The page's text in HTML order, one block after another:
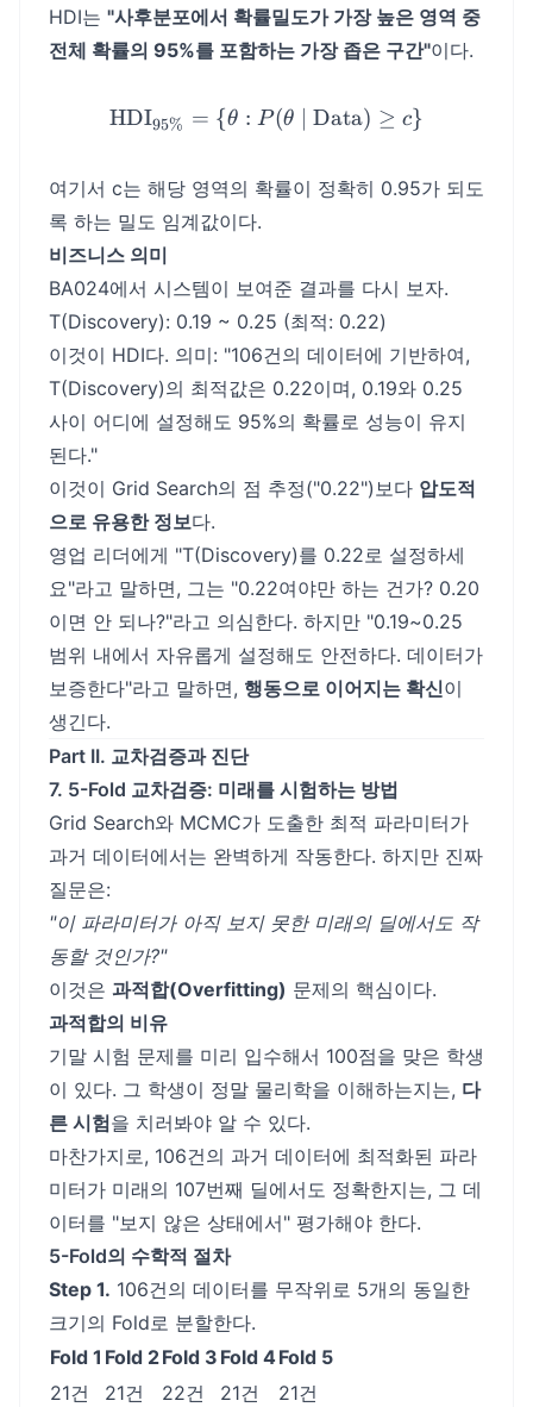
HDI는 "사후분포에서 확률밀도가 가장 높은 영역 중
전체 확률의 95%를 포함하는 가장 좁은 구간"이다.
\text{HDI}_{95\%} = \{
HDI95% = {θ : P(θ Data) ≥ c}
여기서 c는 해당 영역의 확률이 정확히 0.95가 되도
록 하는 밀도 임계값이다.
비즈니스 의미
BA024에서 시스템이 보여준 결과를 다시 보자.
T(Discovery): 0.19 ~ 0.25 (최적: 0.22)
이것이 HDI다. 의미: "106건의 데이터에 기반하여,
T(Discovery)의 최적값은 0.22이며, 0.19와 0.25
사이 어디에 설정해도 95%의 확률로 성능이 유지
된다."
이것이 Grid Search의 점 추정("0.22")보다 압도적
으로 유용한 정보다.
영업 리더에게 "T(Discovery)를 0.22로 설정하세
요"라고 말하면, 그는 "0.22여야만 하는 건가? 0.20
이면 안 되나?"라고 의심한다. 하지만 "0.19~0.25
범위 내에서 자유롭게 설정해도 안전하다. 데이터가
보증한다"라고 말하면, 행동으로 이어지는 확신이
생긴다.
Part II. 교차검증과 진단
7. 5-Fold 교차검증: 미래를 시험하는 방법
Grid Search와 MCMC가 도출한 최적 파라미터가
과거 데이터에서는 완벽하게 작동한다. 하지만 진짜
질문은:
"이 파라미터가 아직 보지 못한 미래의 딜에서도 작
동할 것인가?"
이것은 과적합(Overfitting) 문제의 핵심이다.
과적합의 비유
기말 시험 문제를 미리 입수해서 100점을 맞은 학생
이 있다. 그 학생이 정말 물리학을 이해하는지는, 다
른 시험을 치러봐야 알 수 있다.
마찬가지로, 106건의 과거 데이터에 최적화된 파라
미터가 미래의 107번째 딜에서도 정확한지는, 그 데
이터를 "보지 않은 상태에서" 평가해야 한다.
5-Fold의 수학적 절차
Step 1. 106건의 데이터를 무작위로 5개의 동일한
크기의 Fold로 분할한다.
Fold 1 Fold 2Fold 3 Fold 4Fold 5
21건
21건 22건 21건
21건